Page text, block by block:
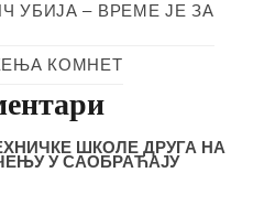
УБИЈА – ВРЕМЕ ЈЕ ЗА
КОМНЕТ
ШКОЛЕ ДРУГА НА
У САОБРАЋАЈУ